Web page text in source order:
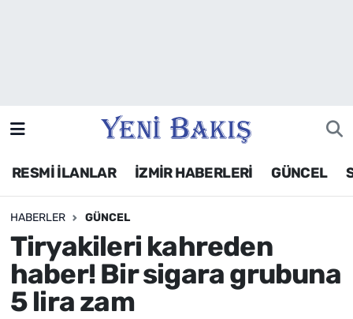
RESMİ İLANLAR İZMİR HABERLERİ GÜNCEL
HABERLER GÜNCEL
Tiryakileri kahreden
haber! Bir sigara grubuna
5 lira zam
Siyaset
Asayiş / Polis-Adliye
Spor
Magazin